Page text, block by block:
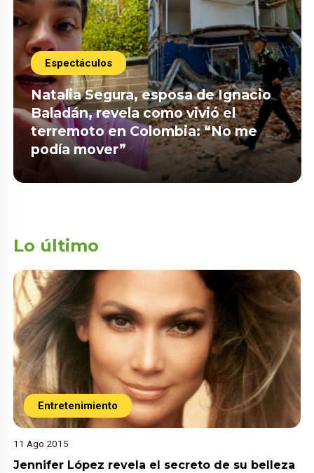
Espectáculos
Natalia Segura, esposa de Ignacio
Baladán, revela como vivió el
terremoto en Colombia: “No me
podía mover”
Lo último
Entretenimiento
11 Ago 2015
Jennifer López revela el secreto de su belleza